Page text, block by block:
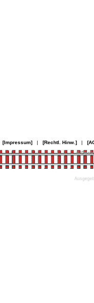
[Impressum]| [Rechtl. Hinw.]|
©